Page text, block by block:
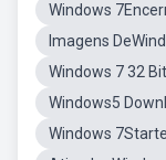
Windows
Imagens
Windows 7 32
Windows5
Windows